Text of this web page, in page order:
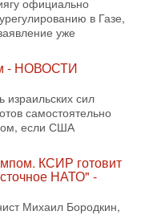
официально
в Газе,
уже
- НОВОСТИ
израильских сил
самостоятельно
если США
КСИР готовит
НАТО" -
Михаил Бородкин,